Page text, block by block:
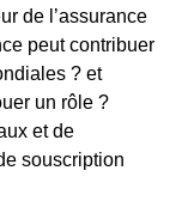
de l’assurance
peut contribuer
? et
un rôle ?
et de
souscription